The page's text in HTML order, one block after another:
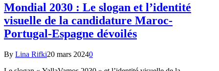
Mondial 2030 : Le slogan et l’identité
visuelle de la candidature Maroc-
Portugal-Espagne dévoilés
By Lina Rifki20 mars 20240